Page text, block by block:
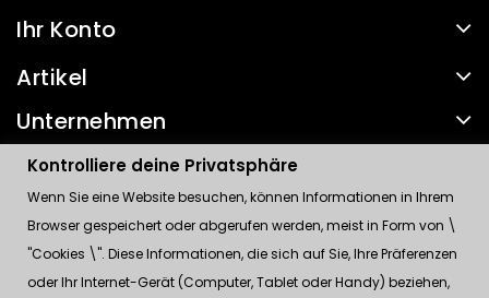
Ihr Konto
Artikel
Unternehmen
Kontakt
Kontrolliere deine Privatsphäre
Kontrolliere deine Privatsphäre
Wenn Sie eine Website besuchen, können Informationen in Ihrem
Browser gespeichert oder abgerufen werden, meist in Form von \
"Cookies \". Diese Informationen, die sich auf Sie, Ihre Präferenzen
oder Ihr Internet-Gerät (Computer, Tablet oder Handy) beziehen,